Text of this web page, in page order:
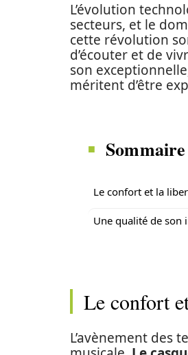
L’évolution
secteurs, et le
cette révolution
d’écouter et de
son
méritent d’être
Sommaire
Le confort et la
Une qualité de son
Le confort
L’avènement des